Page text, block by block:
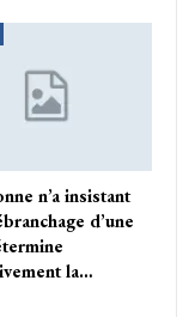
n’a insistant
d’une
la…